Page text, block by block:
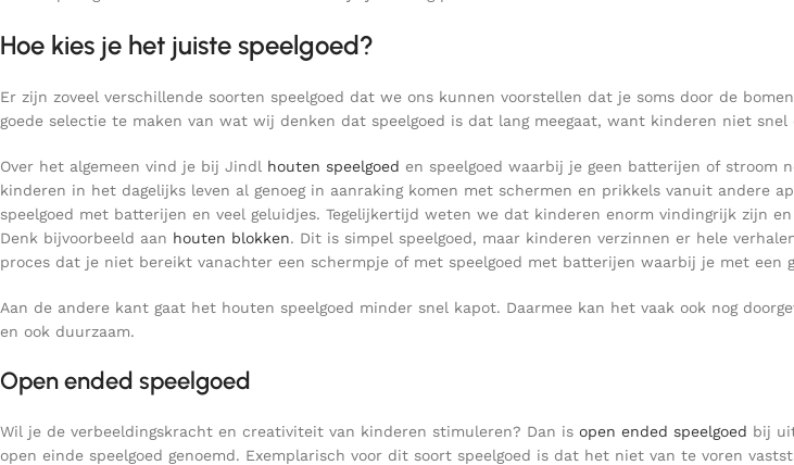
Hoe kies je het juiste speelgoed?
Er zijn zoveel verschillende soorten speelgoed dat we ons kunnen voorstellen dat je soms door de
goede selectie te maken van wat wij denken dat speelgoed is dat lang meegaat, want kinderen niet
Over het algemeen vind je bij Jindl houten speelgoed en speelgoed waarbij je geen batterijen of stroom
kinderen in het dagelijks leven al genoeg in aanraking komen met schermen en prikkels vanuit andere
speelgoed met batterijen en veel geluidjes. Tegelijkertijd weten we dat kinderen enorm vindingrijk zijn
Denk bijvoorbeeld aan houten blokken. Dit is simpel speelgoed, maar kinderen verzinnen er hele
proces dat je niet bereikt vanachter een schermpje of met speelgoed met batterijen waarbij je met
Aan de andere kant gaat het houten speelgoed minder snel kapot. Daarmee kan het vaak ook nog
en ook duurzaam.
Open ended speelgoed
Wil je de verbeeldingskracht en creativiteit van kinderen stimuleren? Dan is open ended speelgoed bij
open einde speelgoed genoemd. Exemplarisch voor dit soort speelgoed is dat het niet van te voren